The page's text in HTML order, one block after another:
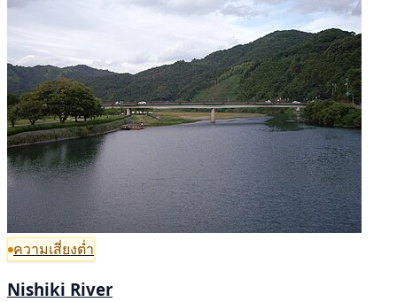
ความเสี่ยงต่ำ
Nishiki River